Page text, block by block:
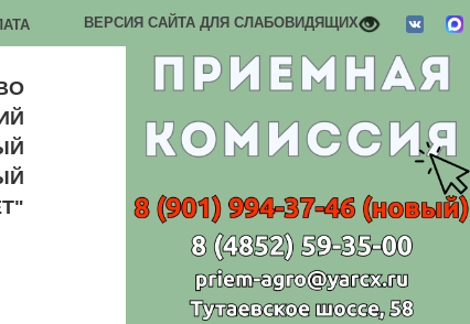
ВЕРСИЯ САЙТА ДЛЯ СЛАБОВИДЯЩИХ